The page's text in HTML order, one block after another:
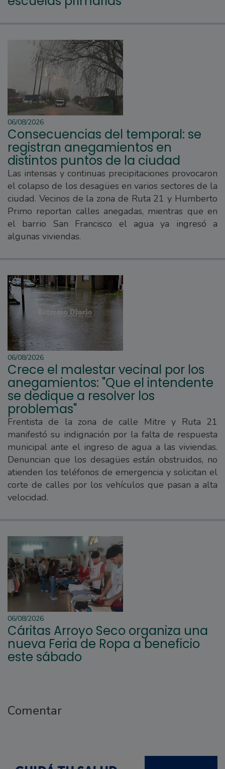
06/08/2026
Consecuencias del temporal: se
registran anegamientos en
distintos puntos de la ciudad
Las intensas y continuas precipitaciones provocaron
el colapso de los desagües en varios sectores de la
ciudad. Vecinos de la zona de Ruta 21 y Humberto
Primo reportan calles anegadas, mientras que en
el barrio San Francisco el agua ya ingresó a
algunas viviendas.
06/08/2026
Crece el malestar vecinal por los
anegamientos: "Que el intendente
se dedique a resolver los
problemas"
Frentista de la zona de calle Mitre y Ruta 21
manifestó su indignación por la falta de respuesta
municipal ante el ingreso de agua a las viviendas.
Denuncian que los desagües están obstruidos, no
atienden los teléfonos de emergencia y solicitan el
corte de calles por los vehículos que pasan a alta
velocidad.
06/08/2026
Cáritas Arroyo Seco organiza una
nueva Feria de Ropa a beneficio
este sábado
Comentar